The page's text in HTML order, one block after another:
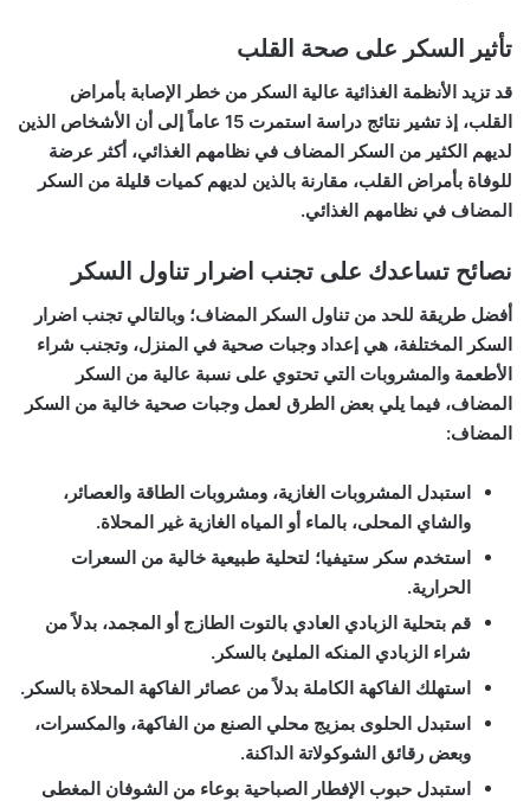
تأثير السكر على صحة القلب
قد تزيد الأنظمة الغذائية عالية السكر من خطر الإصابة بأمراض
القلب، إذ تشير نتائج دراسة استمرت 15 عاماً إلى أن الأشخاص الذين
لديهم الكثير من السكر المضاف في نظامهم الغذائي، أكثر عرضة
للوفاة بأمراض القلب، مقارنة بالذين لديهم كميات قليلة من السكر
المضاف في نظامهم الغذائي.
نصائح تساعدك على تجنب اضرار تناول السكر
أفضل طريقة للحد من تناول السكر المضاف؛ وبالتالي تجنب اضرار
السكر المختلفة، هي إعداد وجبات صحية في المنزل، وتجنب شراء
الأطعمة والمشروبات التي تحتوي على نسبة عالية من السكر
المضاف، فيما يلي بعض الطرق لعمل وجبات صحية خالية من السكر
المضاف:
استبدل المشروبات الغازية، ومشروبات الطاقة والعصائر،
والشاي المحلى، بالماء أو المياه الغازية غير المحلاة.
استخدم سكر ستيفيا؛ لتحلية طبيعية خالية من السعرات
الحرارية.
قم بتحلية الزبادي العادي بالتوت الطازج أو المجمد، بدلاً من
شراء الزبادي المنكه المليئ بالسكر.
استهلك الفاكهة الكاملة بدلاً من عصائر الفاكهة المحلاة بالسكر.
استبدل الحلوى بمزيج محلي الصنع من الفاكهة، والمكسرات،
وبعض رقائق الشوكولاتة الداكنة.
استبدل حبوب الإفطار الصباحية بوعاء من الشوفان المغطى